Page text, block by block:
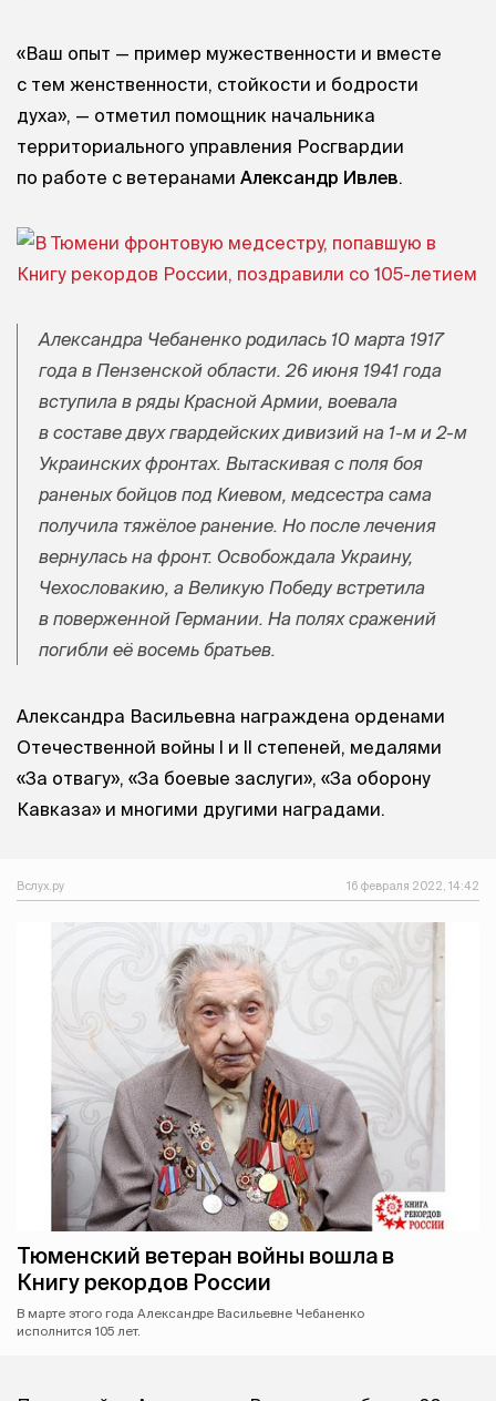
«Ваш опыт — пример мужественности и вместе
с тем женственности, стойкости и бодрости
духа», — отметил помощник начальника
территориального управления Росгвардии
по работе с ветеранами Александр Ивлев.
Александра Чебаненко родилась 10 марта 1917
года в Пензенской области. 26 июня 1941 года
вступила в ряды Красной Армии, воевала
в составе двух гвардейских дивизий на 1-м и 2-м
Украинских фронтах. Вытаскивая с поля боя
раненых бойцов под Киевом, медсестра сама
получила тяжёлое ранение. Но после лечения
вернулась на фронт. Освобождала Украину,
Чехословакию, а Великую Победу встретила
в поверженной Германии. На полях сражений
погибли её восемь братьев.
Александра Васильевна награждена орденами
Отечественной войны I и II степеней, медалями
«За отвагу», «За боевые заслуги», «За оборону
Кавказа» и многими другими наградами.
Вслух.ру 16 февраля 2022, 14:42
Тюменский ветеран войны вошла в
Книгу рекордов России
В марте этого года Александре Васильевне Чебаненко
исполнится 105 лет.